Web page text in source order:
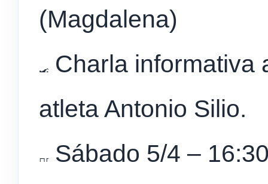
(Magdalena)
Charla informativa
atleta Antonio Silio.
Sábado 5/4 –